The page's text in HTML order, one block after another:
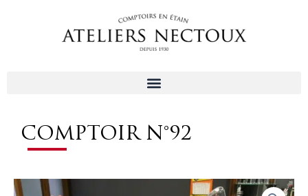
COMPTOIR N°92